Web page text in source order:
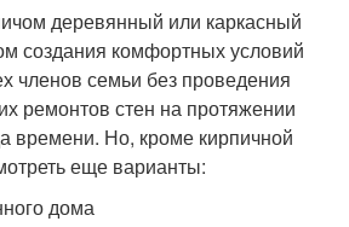
деревянный или каркасный
создания комфортных условий
членов семьи без проведения
ремонтов стен на протяжении
времени. Но, кроме кирпичной
еще варианты:
дома